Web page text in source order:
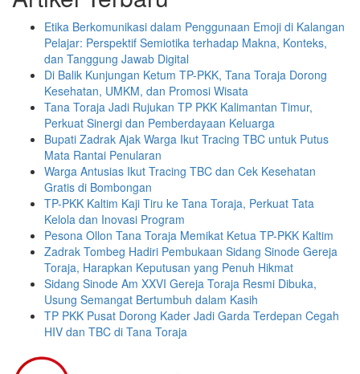
Etika Berkomunikasi dalam Penggunaan Emoji di Kalangan
Pelajar: Perspektif Semiotika terhadap Makna, Konteks,
dan Tanggung Jawab Digital
Di Balik Kunjungan Ketum TP-PKK, Tana Toraja Dorong
Kesehatan, UMKM, dan Promosi Wisata
Tana Toraja Jadi Rujukan TP PKK Kalimantan Timur,
Perkuat Sinergi dan Pemberdayaan Keluarga
Bupati Zadrak Ajak Warga Ikut Tracing TBC untuk Putus
Mata Rantai Penularan
Warga Antusias Ikut Tracing TBC dan Cek Kesehatan
Gratis di Bombongan
TP-PKK Kaltim Kaji Tiru ke Tana Toraja, Perkuat Tata
Kelola dan Inovasi Program
Pesona Ollon Tana Toraja Memikat Ketua TP-PKK Kaltim
Zadrak Tombeg Hadiri Pembukaan Sidang Sinode Gereja
Toraja, Harapkan Keputusan yang Penuh Hikmat
Sidang Sinode Am XXVI Gereja Toraja Resmi Dibuka,
Usung Semangat Bertumbuh dalam Kasih
TP PKK Pusat Dorong Kader Jadi Garda Terdepan Cegah
HIV dan TBC di Tana Toraja